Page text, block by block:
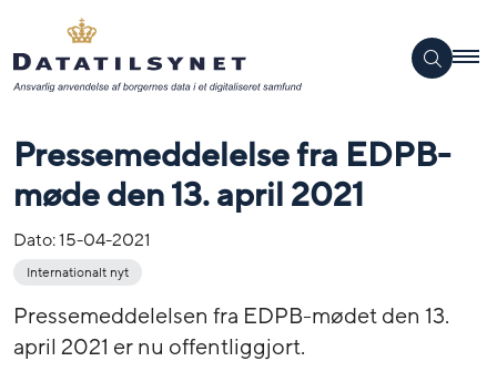
Pressemeddelelse fra EDPB-
møde den 13. april 2021
Dato:15-04-2021
Internationalt nyt
Pressemeddelelsen fra EDPB-mødet den 13.
april 2021 er nu offentliggjort.